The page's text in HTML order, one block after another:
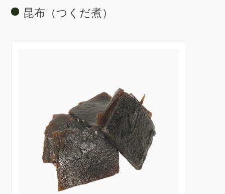
昆布（つくだ煮）